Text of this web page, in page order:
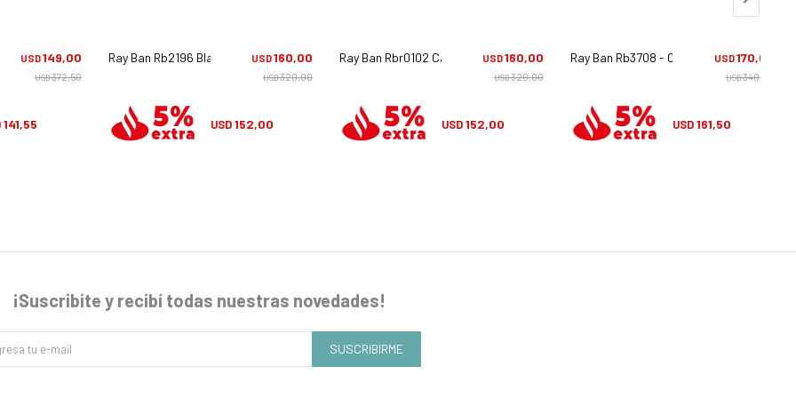
USD149,00
USD372,50
141,55
Ray Ban Rb2196 Blair - 901/31
USD160,00
USD320,00
USD152,00
Ray Ban Rbr0102 Caravan Reverse - 004/gr
USD160,00
USD320,00
USD152,00
Ray Ban Rb3708 - 001/31 USD170,00
USD340,00
USD161,50
¡Suscribite y recibí todas nuestras novedades!
SUSCRIBIRME